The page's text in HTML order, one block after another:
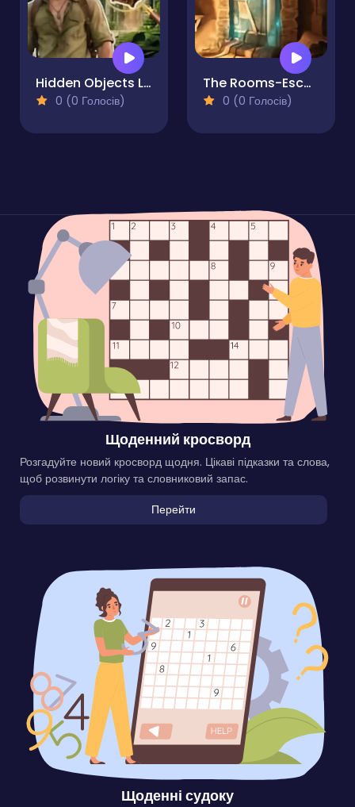
Hidden Objects Lost Island 2
0 (0 Голосів)
The Rooms-Escape Challenge
0 (0 Голосів)
Щоденний кросворд
Розгадуйте новий кросворд щодня. Цікаві підказки та слова,
щоб розвинути логіку та словниковий запас.
Перейти
Щоденні судоку